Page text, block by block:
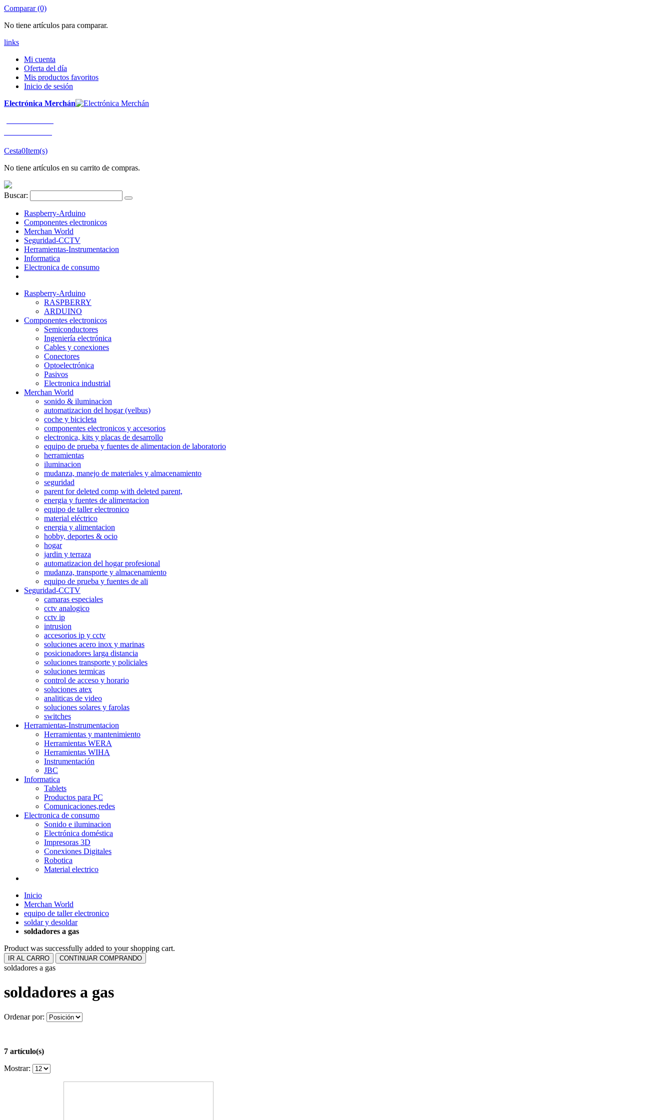
Comparar (0)
No tiene artículos para comparar.
links
Mi cuenta
Oferta del día
Mis productos favoritos
Inicio de sesión
Electrónica Merchán
Cesta0Item(s)
No tiene artículos en su carrito de compras.
Buscar:
Raspberry-Arduino
Componentes electronicos
Merchan World
Seguridad-CCTV
Herramientas-Instrumentacion
Informatica
Electronica de consumo
Raspberry-Arduino
RASPBERRY
ARDUINO
Componentes electronicos
Semiconductores
Ingeniería electrónica
Cables y conexiones
Conectores
Optoelectrónica
Pasivos
Electronica industrial
Merchan World
sonido & iluminacion
automatizacion del hogar (velbus)
coche y bicicleta
componentes electronicos y accesorios
electronica, kits y placas de desarrollo
equipo de prueba y fuentes de alimentacion de laboratorio
herramientas
iluminacion
mudanza, manejo de materiales y almacenamiento
seguridad
parent for deleted comp with deleted parent,
energia y fuentes de alimentacion
equipo de taller electronico
material eléctrico
energia y alimentacion
hobby, deportes & ocio
hogar
jardin y terraza
automatizacion del hogar profesional
mudanza, transporte y almacenamiento
equipo de prueba y fuentes de ali
Seguridad-CCTV
camaras especiales
cctv analogico
cctv ip
intrusion
accesorios ip y cctv
soluciones acero inox y marinas
posicionadores larga distancia
soluciones transporte y policiales
soluciones termicas
control de acceso y horario
soluciones atex
analiticas de video
soluciones solares y farolas
switches
Herramientas-Instrumentacion
Herramientas y mantenimiento
Herramientas WERA
Herramientas WIHA
Instrumentación
JBC
Informatica
Tablets
Productos para PC
Comunicaciones,redes
Electronica de consumo
Sonido e iluminacion
Electrónica doméstica
Impresoras 3D
Conexiones Digitales
Robotica
Material electrico
Inicio
Merchan World
equipo de taller electronico
soldar y desoldar
soldadores a gas
Product was successfully added to your shopping cart.
IR AL CARRO CONTINUAR COMPRANDO
soldadores a gas
soldadores a gas
Ordenar por:
7 artículo(s)
Mostrar: